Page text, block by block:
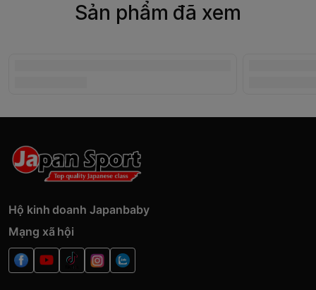
Sản phẩm đã xem
Hộ kinh doanh Japanbaby
Mạng xã hội